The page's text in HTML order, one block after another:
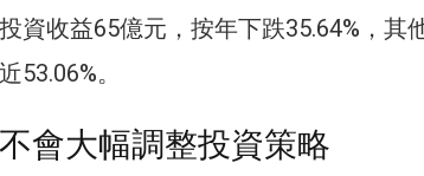
投資收益65億元，按年下跌35.64%，其
近53.06%。
不會大幅調整投資策略